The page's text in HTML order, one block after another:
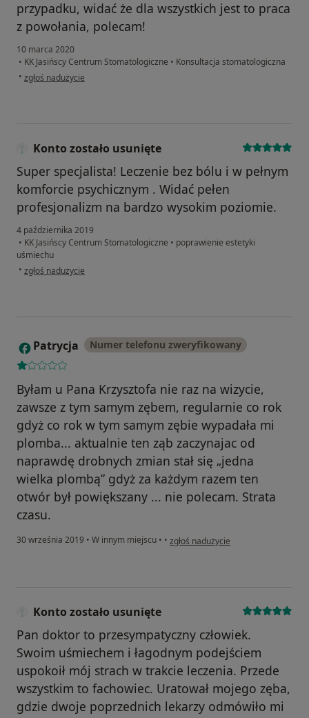
przypadku, widać że dla wszystkich jest to praca
z powołania, polecam!
10 marca 2020
• KK Jasińscy Centrum Stomatologiczne • Konsultacja stomatologiczna
• w opinii użytkownika M. D
zgłoś nadużycie
Konto zostało usunięte
Super specjalista! Leczenie bez bólu i w pełnym
komforcie psychicznym . Widać pełen
profesjonalizm na bardzo wysokim poziomie.
4 października 2019
• KK Jasińscy Centrum Stomatologiczne • poprawienie estetyki
uśmiechu
• w opinii użytkownika Konto zostało usunięte
zgłoś nadużycie
P Patrycja Numer telefonu zweryfikowany
Byłam u Pana Krzysztofa nie raz na wizycie,
zawsze z tym samym zębem, regularnie co rok
gdyż co rok w tym samym zębie wypadała mi
plomba... aktualnie ten ząb zaczynajac od
naprawdę drobnych zmian stał się „jedna
wielka plombą” gdyż za każdym razem ten
otwór był powiększany ... nie polecam. Strata
czasu.
30 września 2019 • W innym miejscu • • w opinii użytkownika Patrycja
zgłoś nadużycie
Konto zostało usunięte
Pan doktor to przesympatyczny człowiek.
Swoim uśmiechem i łagodnym podejściem
uspokoił mój strach w trakcie leczenia. Przede
wszystkim to fachowiec. Uratował mojego zęba,
gdzie dwoje poprzednich lekarzy odmówiło mi